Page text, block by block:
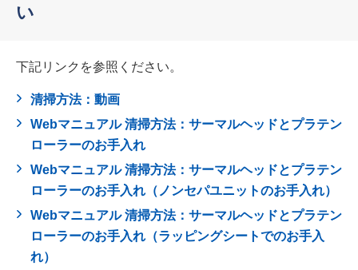
い
下記リンクを参照ください。
清掃方法：動画
Webマニュアル 清掃方法：サーマルヘッドとプラテン
ローラーのお手入れ
Webマニュアル 清掃方法：サーマルヘッドとプラテン
ローラーのお手入れ（ノンセパユニットのお手入れ）
Webマニュアル 清掃方法：サーマルヘッドとプラテン
ローラーのお手入れ（ラッピングシートでのお手入
れ）